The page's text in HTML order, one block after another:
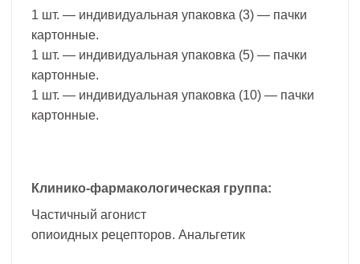
1 шт. — индивидуальная упаковка (3) — пачки
картонные.
1 шт. — индивидуальная упаковка (5) — пачки
картонные.
1 шт. — индивидуальная упаковка (10) — пачки
картонные.
Клинико-фармакологическая группа:
Частичный агонист
опиоидных рецепторов. Анальгетик